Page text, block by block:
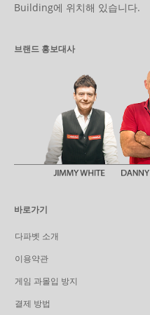
Building에 위치해 있습니다.
브랜드 홍보대사
바로가기
다파벳 소개
이용약관
게임 과몰입 방지
결제 방법